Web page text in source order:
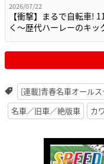
2026/07/22
【衝撃】まるで自転車!
く〜歴代ハーレーのキ
[連載]青春名車オールス
名車／旧車／絶版車
カ